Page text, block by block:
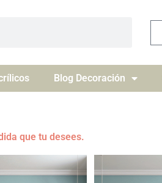
Blog Decoración
que tu desees.